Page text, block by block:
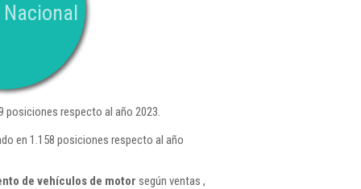
posiciones respecto al año 2023.
en 1.158 posiciones respecto al año
de vehículos de motor según ventas ,